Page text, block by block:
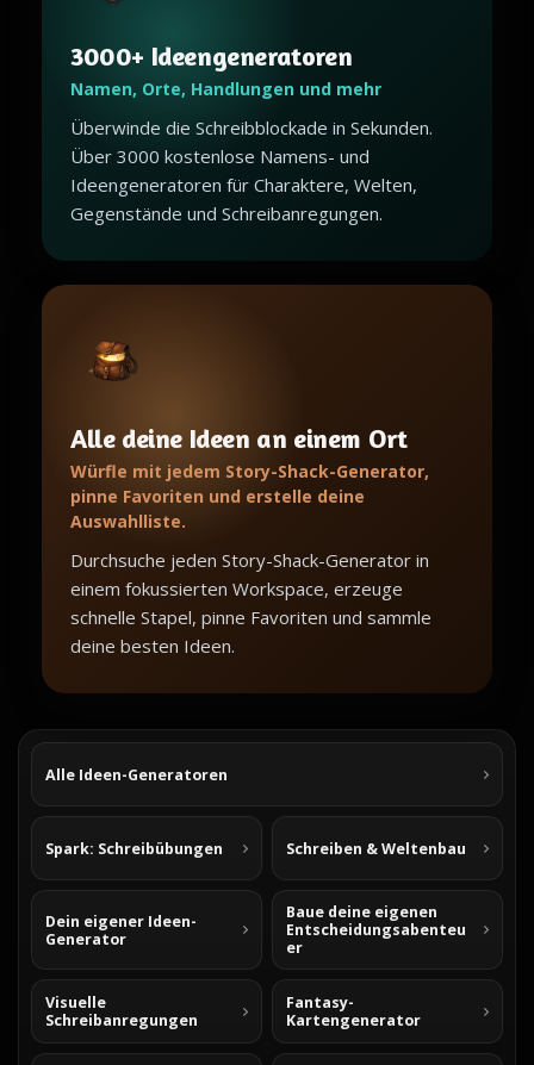
3000+ Ideengeneratoren
Namen, Orte, Handlungen und mehr
Überwinde die Schreibblockade in Sekunden.
Über 3000 kostenlose Namens- und
Ideengeneratoren für Charaktere, Welten,
Gegenstände und Schreibanregungen.
Alle deine Ideen an einem Ort
Würfle mit jedem Story-Shack-Generator,
pinne Favoriten und erstelle deine
Auswahlliste.
Durchsuche jeden Story-Shack-Generator in
einem fokussierten Workspace, erzeuge
schnelle Stapel, pinne Favoriten und sammle
deine besten Ideen.
Alle Ideen-Generatoren
Spark: Schreibübungen Schreiben & Weltenbau
Dein eigener Ideen-
Generator
Baue deine eigenen
Entscheidungsabenteu
er
Visuelle
Schreibanregungen
Fantasy-
Kartengenerator